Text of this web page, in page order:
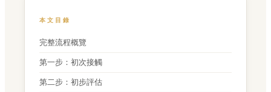
本文目錄
完整流程概覽
第一步：初次接觸
第二步：初步評估